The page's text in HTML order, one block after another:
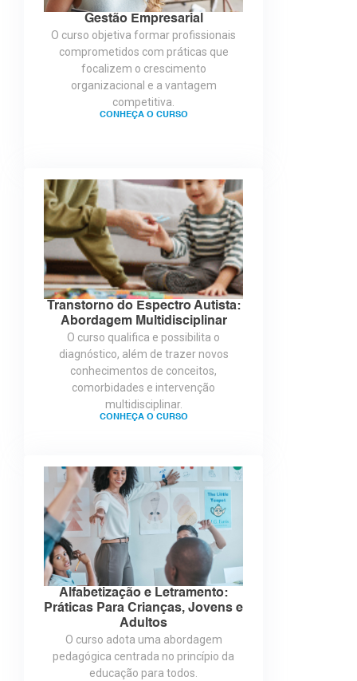
Gestão Empresarial
O curso objetiva formar profissionais
comprometidos com práticas que
focalizem o crescimento
organizacional e a vantagem
competitiva.
CONHEÇA O CURSO
Transtorno do Espectro Autista:
Abordagem Multidisciplinar
O curso qualifica e possibilita o
diagnóstico, além de trazer novos
conhecimentos de conceitos,
comorbidades e intervenção
multidisciplinar.
CONHEÇA O CURSO
Alfabetização e Letramento:
Práticas Para Crianças, Jovens e
Adultos
O curso adota uma abordagem
pedagógica centrada no princípio da
educação para todos.